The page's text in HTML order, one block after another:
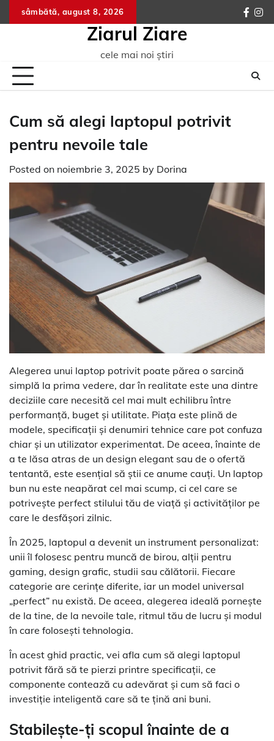
to
sâmbătă, august 8, 2026
Ziarul Ziare
cele mai noi știri
Cum să alegi laptopul potrivit
pentru nevoile tale
Posted on noiembrie 3, 2025 by Dorina
Alegerea unui laptop potrivit poate părea o sarcină
simplă la prima vedere, dar în realitate este una dintre
deciziile care necesită cel mai mult echilibru între
performanță, buget și utilitate. Piața este plină de
modele, specificații și denumiri tehnice care pot confuza
chiar și un utilizator experimentat. De aceea, înainte de
a te lăsa atras de un design elegant sau de o ofertă
tentantă, este esențial să știi ce anume cauți. Un laptop
bun nu este neapărat cel mai scump, ci cel care se
potrivește perfect stilului tău de viață și activităților pe
care le desfășori zilnic.
În 2025, laptopul a devenit un instrument personalizat:
unii îl folosesc pentru muncă de birou, alții pentru
gaming, design grafic, studii sau călătorii. Fiecare
categorie are cerințe diferite, iar un model universal
„perfect” nu există. De aceea, alegerea ideală pornește
de la tine, de la nevoile tale, ritmul tău de lucru și modul
în care folosești tehnologia.
În acest ghid practic, vei afla cum să alegi laptopul
potrivit fără să te pierzi printre specificații, ce
componente contează cu adevărat și cum să faci o
investiție inteligentă care să te țină ani buni.
Stabilește-ți scopul înainte de a